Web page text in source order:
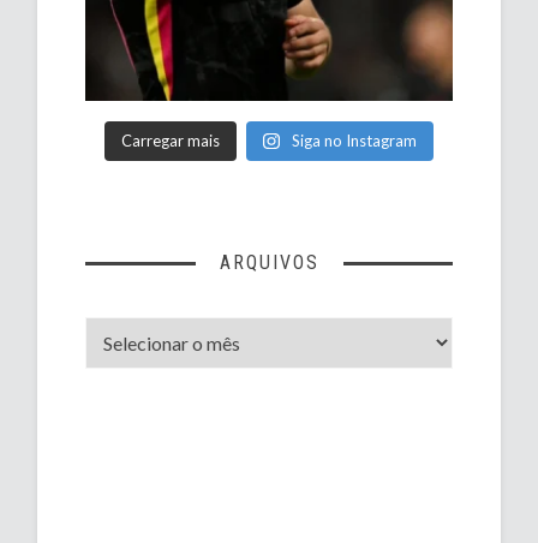
Carregar mais Siga no Instagram
ARQUIVOS